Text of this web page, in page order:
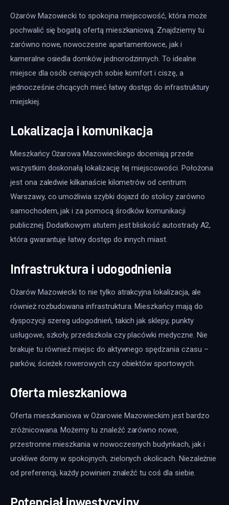
Ożarów Mazowiecki to spokojna miejscowość, która może
pochwalić się bogatą ofertą mieszkaniową. Znajdziemy tu
zarówno nowe, nowoczesne apartamentowce, jak i
kameralne osiedla domków jednorodzinnych. To idealne
miejsce dla osób ceniących sobie komfort i ciszę, a
jednocześnie chcących mieć łatwy dostęp do infrastruktury
miejskiej.
Lokalizacja i komunikacja
Mieszkańcy Ożarowa Mazowieckiego doceniają przede
wszystkim doskonałą lokalizację tej miejscowości. Położona
jest ona zaledwie kilkanaście kilometrów od centrum
Warszawy, co umożliwia szybki dojazd do stolicy zarówno
samochodem, jak i za pomocą środków komunikacji
publicznej. Dodatkowym atutem jest bliskość autostrady A2,
która gwarantuje łatwy dostęp do innych miast.
Infrastruktura i udogodnienia
Ożarów Mazowiecki to nie tylko atrakcyjna lokalizacja, ale
również rozbudowana infrastruktura. Mieszkańcy mają do
dyspozycji szereg udogodnień, takich jak sklepy, punkty
usługowe, szkoły, przedszkola czy placówki medyczne. Nie
brakuje tu również miejsc do aktywnego spędzania czasu –
parków, ścieżek rowerowych czy obiektów sportowych.
Oferta mieszkaniowa
Oferta mieszkaniowa w Ożarowie Mazowieckim jest bardzo
zróżnicowana. Możemy tu znaleźć zarówno nowe,
przestronne mieszkania w nowoczesnych budynkach, jak i
urokliwe domy w spokojnych, zielonych okolicach. Niezależnie
od preferencji, każdy powinien znaleźć tu coś dla siebie.
Potencjał inwestycyjny